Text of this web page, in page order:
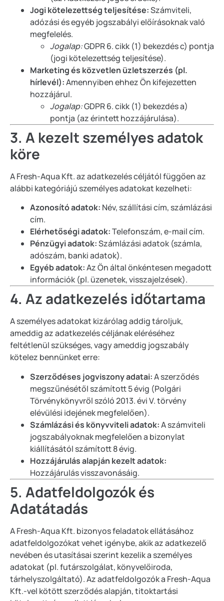
Jogi kötelezettség teljesítése:Számviteli,
adózási és egyéb jogszabályi előírásoknak való
megfelelés.
Jogalap:GDPR 6. cikk (1) bekezdés c) pontja
(jogi kötelezettség teljesítése).
Marketing és közvetlen üzletszerzés (pl.
hírlevél):Amennyiben ehhez Ön kifejezetten
hozzájárul.
Jogalap:GDPR 6. cikk (1) bekezdés a)
pontja (az érintett hozzájárulása).
3. A kezelt személyes adatok
köre
A Fresh-Aqua Kft. az adatkezelés céljától függően az
alábbi kategóriájú személyes adatokat kezelheti:
Azonosító adatok: Név, szállítási cím, számlázási
cím.
Elérhetőségi adatok:Telefonszám, e-mail cím.
Pénzügyi adatok:Számlázási adatok (számla,
adószám, banki adatok).
Egyéb adatok:Az Ön által önkéntesen megadott
információk (pl. üzenetek, visszajelzések).
4. Az adatkezelés időtartama
A személyes adatokat kizárólag addig tároljuk,
ameddig az adatkezelés céljának eléréséhez
feltétlenül szükséges, vagy ameddig jogszabály
kötelez bennünket erre:
Szerződéses jogviszony adatai:A szerződés
megszűnésétől számított 5 évig (Polgári
Törvénykönyvről szóló 2013. évi V. törvény
elévülési idejének megfelelően).
Számlázási és könyvviteli adatok:A számviteli
jogszabályoknak megfelelően a bizonylat
kiállításától számított 8 évig.
Hozzájárulás alapján kezelt adatok:
Hozzájárulás visszavonásáig.
5. Adatfeldolgozók és
Adatátadás
A Fresh-Aqua Kft. bizonyos feladatok ellátásához
adatfeldolgozókat vehet igénybe, akik az adatkezelő
nevében és utasításai szerint kezelik a személyes
adatokat (pl. futárszolgálat, könyvelőiroda,
tárhelyszolgáltató). Az adatfeldolgozók a Fresh-Aqua
Kft.-vel kötött szerződés alapján, titoktartási